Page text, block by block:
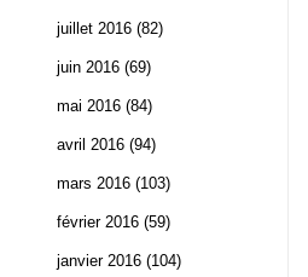
juillet 2016 (82)
juin 2016 (69)
mai 2016 (84)
avril 2016 (94)
mars 2016 (103)
février 2016 (59)
janvier 2016 (104)